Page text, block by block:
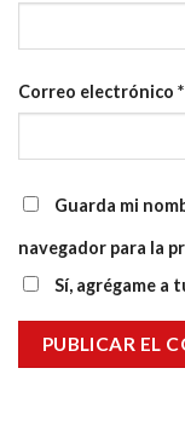
Correo electrónico *
Guarda mi
navegador para la
Sí, agrégame a